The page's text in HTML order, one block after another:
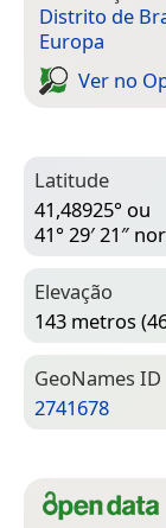
Distrito de
Europa
Ver no
Latitude
41,48925° ou
41° 29′ 21″
Elevação
143 metros
Geo­Names ID
2741678